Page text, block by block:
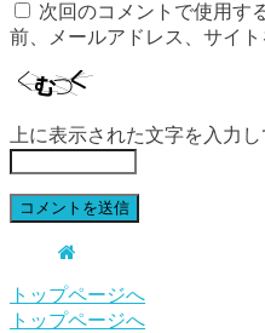
次回のコメントで使用す
前、メールアドレス、サイト
上に表示された文字を入力し
トップページへ
トップページへ